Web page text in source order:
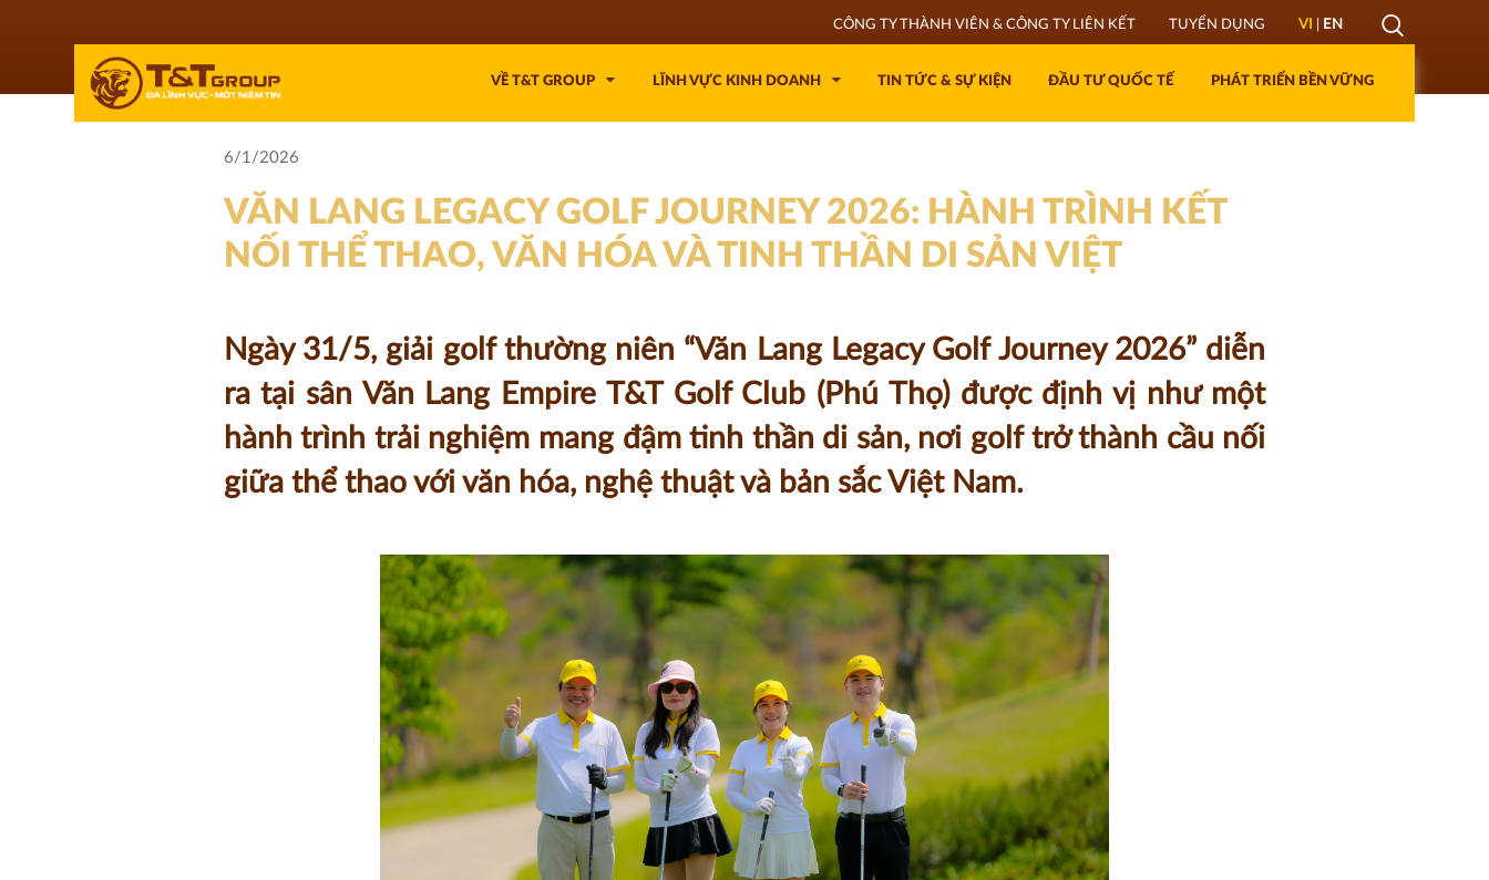
CÔNG TY THÀNH VIÊN & CÔNG TY LIÊN KẾT TUYỂN DỤNG VI EN
Mở
Tìm
VỀ T&T GROUP LĨNH VỰC KINH DOANH TIN TỨC & SỰ KIỆN ĐẦU TƯ QUỐC TẾ PHÁT TRIỂN BỀN VỮNG
6/1/2026
VĂN LANG LEGACY GOLF JOURNEY 2026: HÀNH TRÌNH KẾT
NỐI THỂ THAO, VĂN HÓA VÀ TINH THẦN DI SẢN VIỆT
Ngày 31/5, giải golf thường niên “Văn Lang Legacy Golf Journey 2026” diễn
ra tại sân Văn Lang Empire T&T Golf Club (Phú Thọ) được định vị như một
hành trình trải nghiệm mang đậm tinh thần di sản, nơi golf trở thành cầu nối
giữa thể thao với văn hóa, nghệ thuật và bản sắc Việt Nam.